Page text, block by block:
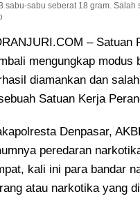
sabu seberat 18 gram.
– Satuan
mengungkap modus
diamankan dan
Satuan Kerja
Denpasar,
peredaran
kali ini para bandar
atau narkotika yang